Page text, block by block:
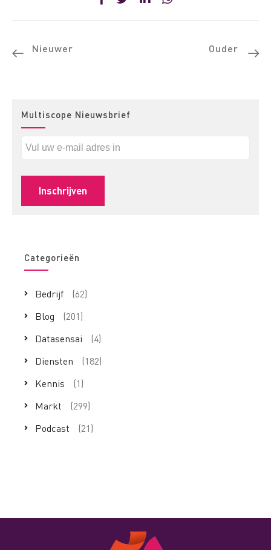
Nieuwer Ouder
Multiscope Nieuwsbrief
Categorieën
Bedrijf
(62)
Blog
(201)
Datasensai
(4)
Diensten
(182)
Kennis
(1)
Markt
(299)
Podcast
(21)